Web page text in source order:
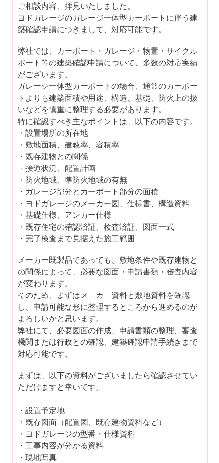
ご相談内容、拝見いたしました。
ヨドガレージのガレージ一体型カーポートに伴う建
築確認申請につきまして、対応可能です。
弊社では、カーポート・ガレージ・物置・サイクル
ポート等の建築確認申請について、多数の対応実績
がございます。
ガレージ一体型カーポートの場合、通常のカーポー
トよりも建築面積や用途、構造、基礎、防火上の扱
いなどを慎重に整理する必要があります。
特に確認すべき主なポイントは、以下の内容です。
・設置場所の所在地
・敷地面積、建蔽率、容積率
・既存建物との関係
・接道状況、配置計画
・防火地域、準防火地域の有無
・ガレージ部分とカーポート部分の面積
・ヨドガレージのメーカー図、仕様書、構造資料
・基礎仕様、アンカー仕様
・既存住宅の確認済証、検査済証、図面一式
・完了検査まで見据えた施工範囲
メーカー既製品であっても、敷地条件や既存建物と
の関係によって、必要な図面・申請書類・審査内容
が変わります。
そのため、まずはメーカー資料と敷地資料を確認
し、申請可能な形に整理するところから進めるのが
よろしいかと思います。
弊社にて、必要図面の作成、申請書類の整理、審査
機関または行政との確認、建築確認申請手続きまで
対応可能です。
まずは、以下の資料がございましたら確認させてい
ただけますと幸いです。
・設置予定地
・既存図面（配置図、既存建物資料など）
・ヨドガレージの型番・仕様資料
・工事内容が分かる資料
・現地写真